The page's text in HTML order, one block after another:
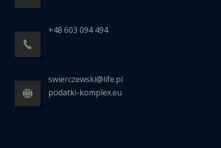
+48 603 094 494
swierczewski@life.pl
podatki-komplex.eu